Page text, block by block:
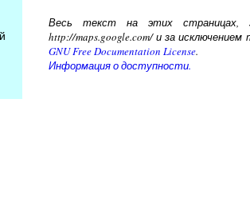
Весь текст на этих страницах,
http://maps.google.com/ и за
GNU Free Documentation License.
Информация о доступности.